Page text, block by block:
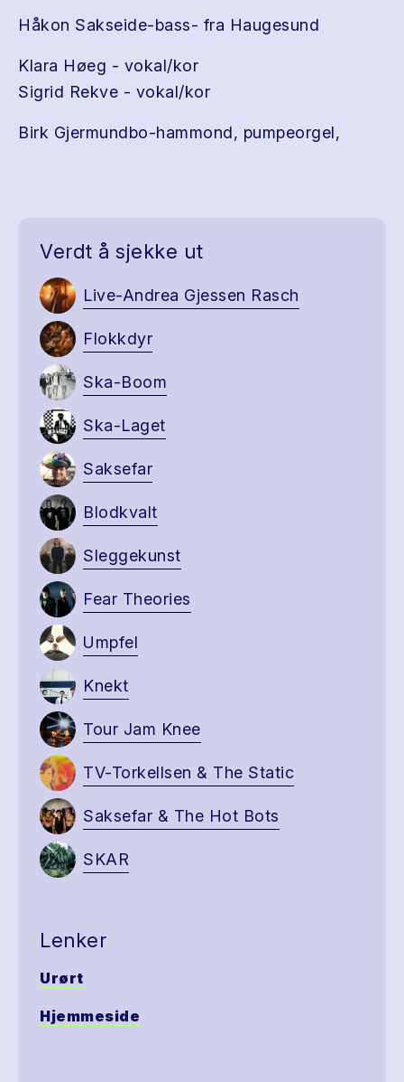
Håkon Sakseide-bass- fra Haugesund
Klara Høeg - vokal/kor
Sigrid Rekve - vokal/kor
Birk Gjermundbo-hammond, pumpeorgel,
Verdt å sjekke ut
Live-Andrea Gjessen Rasch
Flokkdyr
Ska-Boom
Ska-Laget
Saksefar
Blodkvalt
Sleggekunst
Fear Theories
Umpfel
Knekt
Tour Jam Knee
TV-Torkellsen & The Static
Saksefar & The Hot Bots
SKAR
Lenker
Urørt
Hjemmeside